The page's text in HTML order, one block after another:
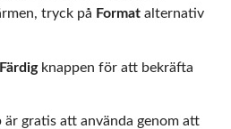
tryck på Format alternativ
Färdig knappen för att bekräfta
är gratis att använda genom att